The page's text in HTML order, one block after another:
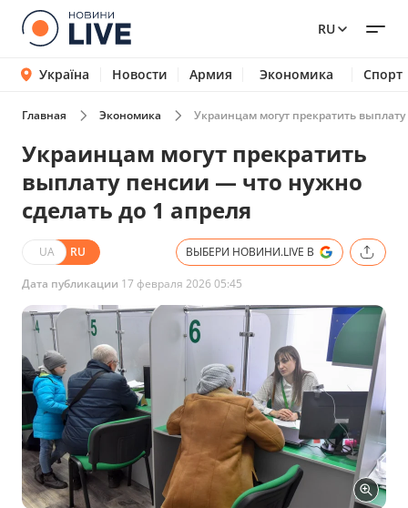
RU
Україна Новости Армия Экономика Спорт
Главная Экономика Украинцам могут прекратить
Украинцам могут прекратить
выплату пенсии — что нужно
сделать до 1 апреля
UA RU ВЫБЕРИ НОВИНИ.LIVE В
Дата публикации 17 февраля 2026 05:45